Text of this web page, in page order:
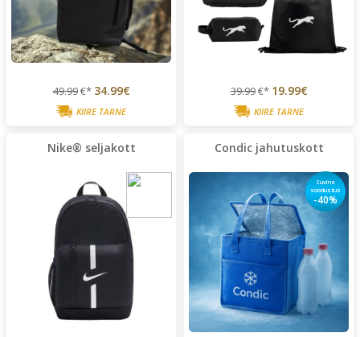
49.99€* 34.99€
KIIRE TARNE
39.99€* 19.99€
KIIRE TARNE
Nike® seljakott Condic jahutuskott
Suvine
soodustus
-40%